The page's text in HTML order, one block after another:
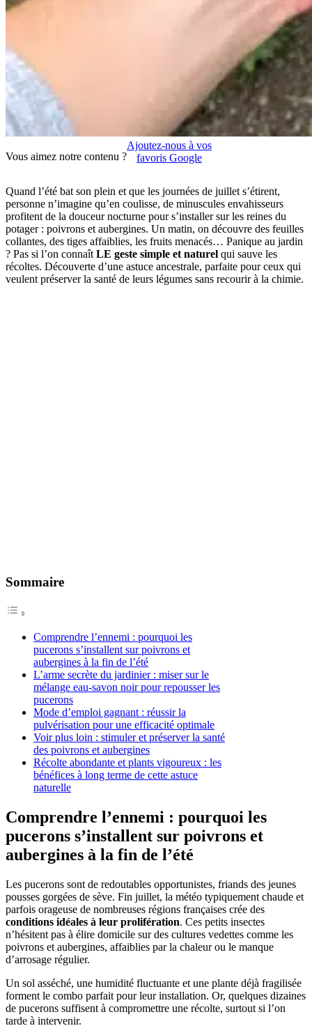
Vous aimez notre contenu ?
Ajoutez-nous à vos
favoris Google
Quand l’été bat son plein et que les journées de juillet s’étirent,
personne n’imagine qu’en coulisse, de minuscules envahisseurs
profitent de la douceur nocturne pour s’installer sur les reines du
potager : poivrons et aubergines. Un matin, on découvre des feuilles
collantes, des tiges affaiblies, les fruits menacés… Panique au jardin
? Pas si l’on connaît LE geste simple et naturel qui sauve les
récoltes. Découverte d’une astuce ancestrale, parfaite pour ceux qui
veulent préserver la santé de leurs légumes sans recourir à la chimie.
Sommaire
Comprendre l’ennemi : pourquoi les
pucerons s’installent sur poivrons et
aubergines à la fin de l’été
L’arme secrète du jardinier : miser sur le
mélange eau-savon noir pour repousser les
pucerons
Mode d’emploi gagnant : réussir la
pulvérisation pour une efficacité optimale
Voir plus loin : stimuler et préserver la santé
des poivrons et aubergines
Récolte abondante et plants vigoureux : les
bénéfices à long terme de cette astuce
naturelle
Comprendre l’ennemi : pourquoi les
pucerons s’installent sur poivrons et
aubergines à la fin de l’été
Les pucerons sont de redoutables opportunistes, friands des jeunes
pousses gorgées de sève. Fin juillet, la météo typiquement chaude et
parfois orageuse de nombreuses régions françaises crée des
conditions idéales à leur prolifération. Ces petits insectes
n’hésitent pas à élire domicile sur des cultures vedettes comme les
poivrons et aubergines, affaiblies par la chaleur ou le manque
d’arrosage régulier.
Un sol asséché, une humidité fluctuante et une plante déjà fragilisée
forment le combo parfait pour leur installation. Or, quelques dizaines
de pucerons suffisent à compromettre une récolte, surtout si l’on
tarde à intervenir.